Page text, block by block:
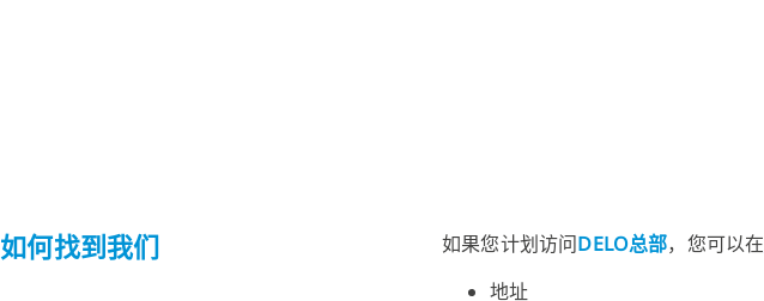
如何找到我们 如果您计划访问DELO总部，您可以在
地址